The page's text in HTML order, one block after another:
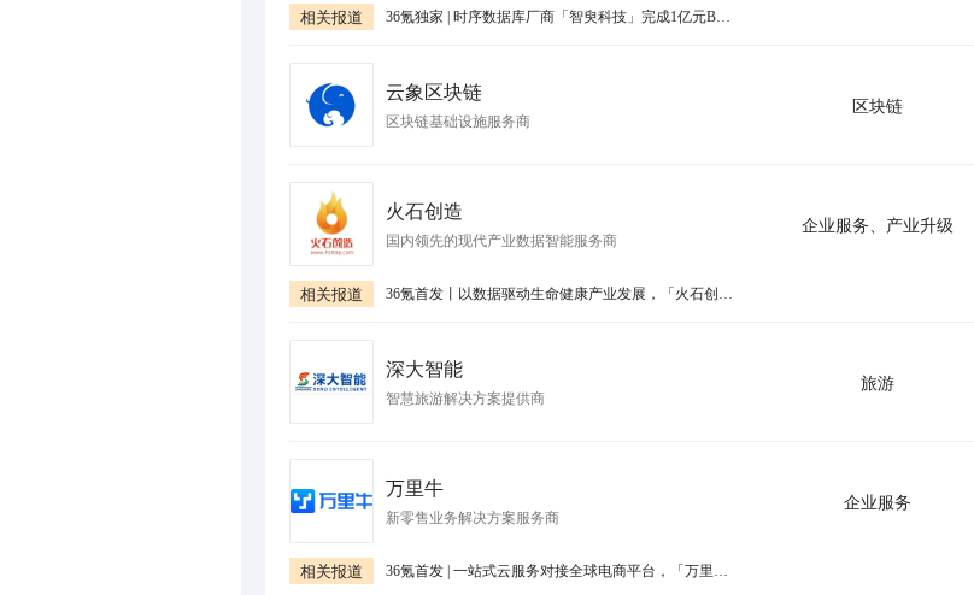
相关报道 36氪独家 | 时序数据库厂商「智臾科技」完成1亿元B轮融资，聚焦企业实时商业决策
云象区块链
区块链基础设施服务商
区块链
火石创造
国内领先的现代产业数据智能服务商
相关报道 36氪首发丨以数据驱动生命健康产业发展，「火石创造」完成近亿元A轮融资
企业服务、产业升级
深大智能
智慧旅游解决方案提供商
旅游
万里牛
新零售业务解决方案服务商
相关报道 36氪首发 | 一站式云服务对接全球电商平台，「万里牛」获近亿元B轮融资
企业服务